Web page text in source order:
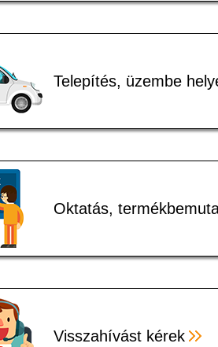
Telepítés, üzembe
Oktatás,
Visszahívást kérek